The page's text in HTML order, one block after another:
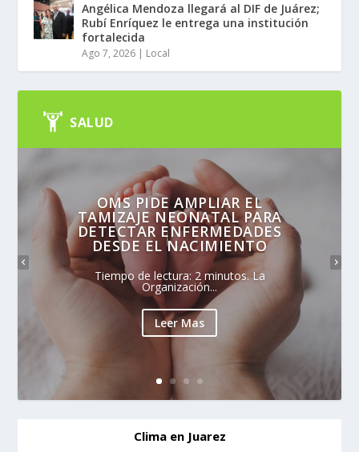
Angélica Mendoza llegará al DIF de Juárez;
Rubí Enríquez le entrega una institución
fortalecida
Ago 7, 2026 | Local
SALUD
OMS PIDE AMPLIAR EL
TAMIZAJE NEONATAL PARA
DETECTAR ENFERMEDADES
DESDE EL NACIMIENTO
Tiempo de lectura: 2 minutos. La
Organización...
Leer Mas
Clima en Juarez